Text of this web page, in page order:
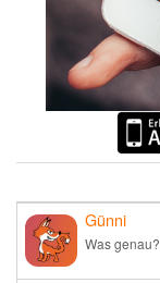
Günni
Was genau?